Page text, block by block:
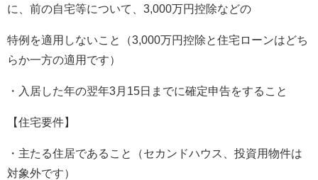
に、前の自宅等について、3,000万円控除などの
特例を適用しないこと（3,000万円控除と住宅ローンはどち
らか一方の適用です）
・入居した年の翌年3月15日までに確定申告をすること
【住宅要件】
・主たる住居であること（セカンドハウス、投資用物件は
対象外です）